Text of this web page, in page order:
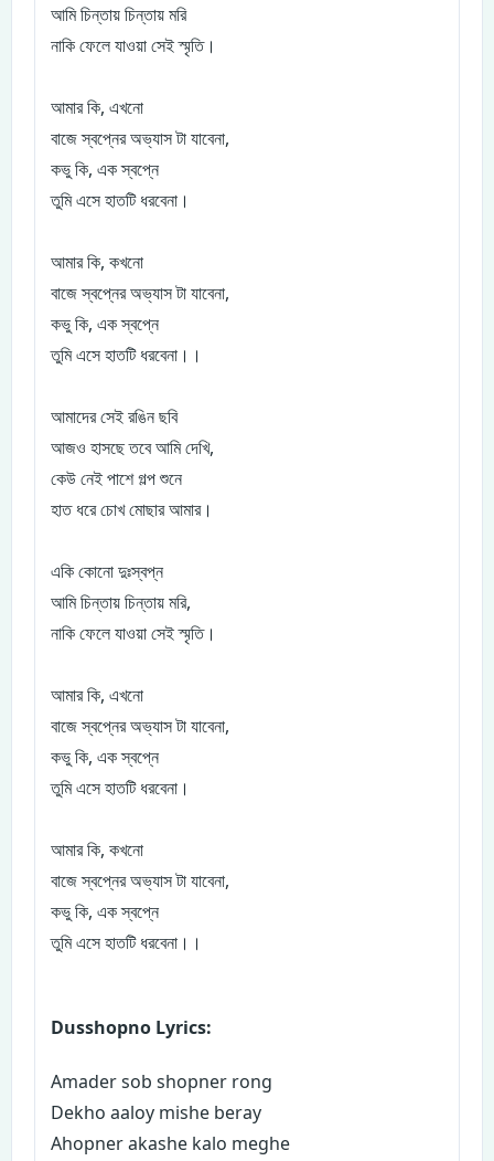
আমি চিন্তায় চিন্তায় মরি
নাকি ফেলে যাওয়া সেই স্মৃতি।
আমার কি, এখনো
বাজে স্বপ্নের অভ্যাস টা যাবেনা,
কভু কি, এক স্বপ্নে
তুমি এসে হাতটি ধরবেনা।
আমার কি, কখনো
বাজে স্বপ্নের অভ্যাস টা যাবেনা,
কভু কি, এক স্বপ্নে
তুমি এসে হাতটি ধরবেনা।।
আমাদের সেই রঙিন ছবি
আজও হাসছে তবে আমি দেখি,
কেউ নেই পাশে গল্প শুনে
হাত ধরে চোখ মোছার আমার।
একি কোনো দুঃস্বপ্ন
আমি চিন্তায় চিন্তায় মরি,
নাকি ফেলে যাওয়া সেই স্মৃতি।
আমার কি, এখনো
বাজে স্বপ্নের অভ্যাস টা যাবেনা,
কভু কি, এক স্বপ্নে
তুমি এসে হাতটি ধরবেনা।
আমার কি, কখনো
বাজে স্বপ্নের অভ্যাস টা যাবেনা,
কভু কি, এক স্বপ্নে
তুমি এসে হাতটি ধরবেনা।।
Dusshopno Lyrics:
Amader sob shopner rong
Dekho aaloy mishe beray
Ahopner akashe kalo meghe